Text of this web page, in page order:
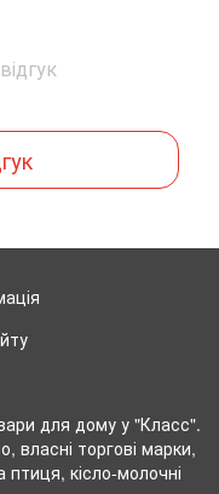
для дому у "Класс".
власні торгові марки,
птиця, кісло-молочні